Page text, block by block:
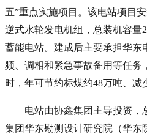
五”重点实施项目。该电站项目
逆式水轮发电机组，总装机容量
蓄能电站。建成后主要承担华东
频、调相和紧急事故备用等任务
时，年可节约标煤约48万吨、减
电站由协鑫集团主导投资，
集团华东勘测设计研究院（华东